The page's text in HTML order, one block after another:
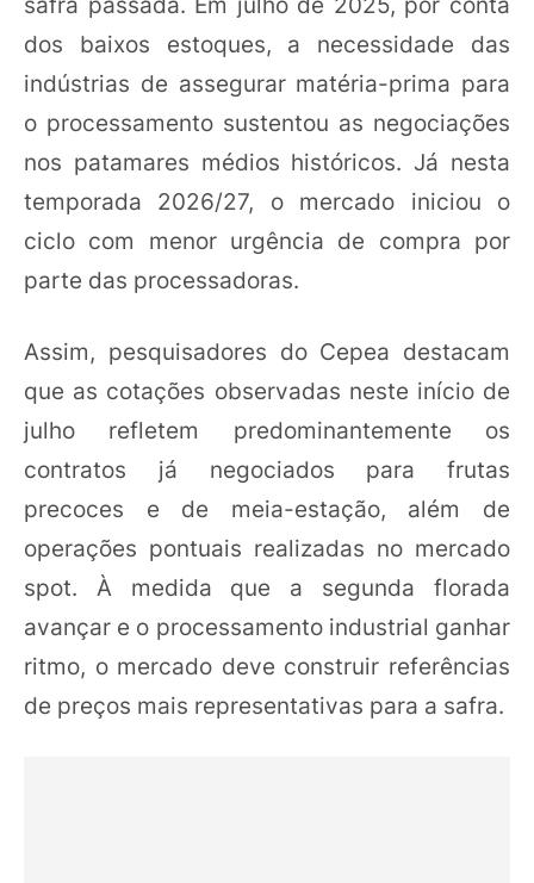
dos baixos estoques, a necessidade das
indústrias de assegurar matéria-prima para
o processamento sustentou as negociações
nos patamares médios históricos. Já nesta
temporada 2026/27, o mercado iniciou o
ciclo com menor urgência de compra por
parte das processadoras.
Assim, pesquisadores do Cepea destacam
que as cotações observadas neste início de
julho refletem predominantemente os
contratos já negociados para frutas
precoces e de meia-estação, além de
operações pontuais realizadas no mercado
spot. À medida que a segunda florada
avançar e o processamento industrial ganhar
ritmo, o mercado deve construir referências
de preços mais representativas para a safra.